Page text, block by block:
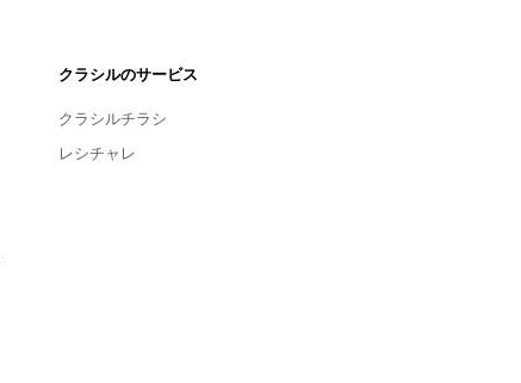
クラシルのサービス
クラシルチラシ
レシチャレ